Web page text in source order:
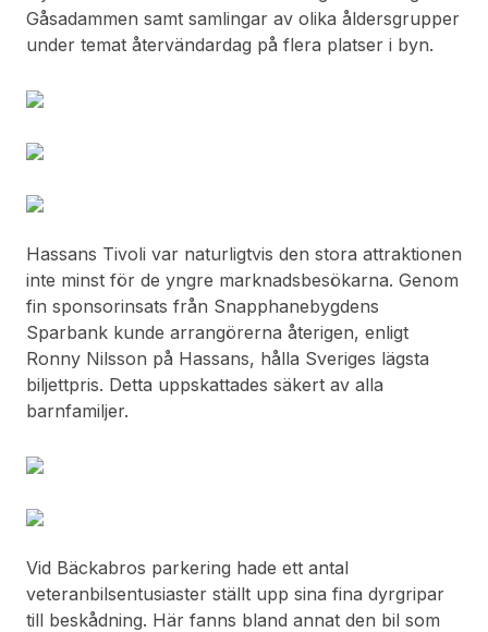
Gåsadammen samt samlingar av olika åldersgrupper
under temat återvändardag på flera platser i byn.
Hassans Tivoli var naturligtvis den stora attraktionen
inte minst för de yngre marknadsbesökarna. Genom
fin sponsorinsats från Snapphanebygdens
Sparbank kunde arrangörerna återigen, enligt
Ronny Nilsson på Hassans, hålla Sveriges lägsta
biljettpris. Detta uppskattades säkert av alla
barnfamiljer.
Vid Bäckabros parkering hade ett antal
veteranbilsentusiaster ställt upp sina fina dyrgripar
till beskådning. Här fanns bland annat den bil som